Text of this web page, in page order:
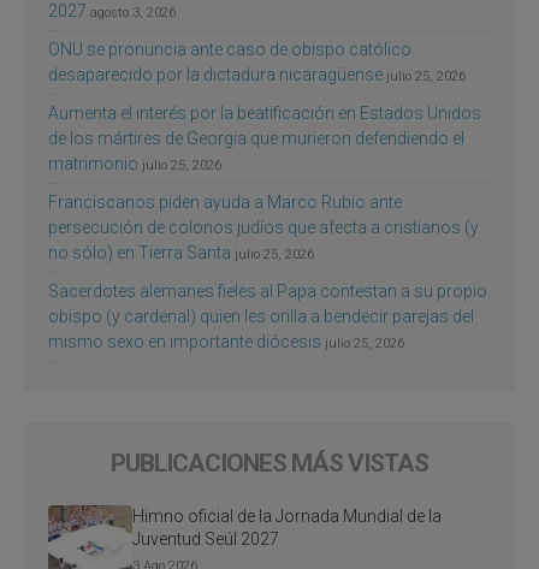
2027 agosto 3, 2026
ONU se pronuncia ante caso de obispo católico
desaparecido por la dictadura nicaragüense julio 25, 2026
Aumenta el interés por la beatificación en Estados Unidos
de los mártires de Georgia que murieron defendiendo el
matrimonio julio 25, 2026
Franciscanos piden ayuda a Marco Rubio ante
persecución de colonos judíos que afecta a cristianos (y
no sólo) en Tierra Santa julio 25, 2026
Sacerdotes alemanes fieles al Papa contestan a su propio
obispo (y cardenal) quien les orilla a bendecir parejas del
mismo sexo en importante diócesis julio 25, 2026
PUBLICACIONES MÁS VISTAS
Himno oficial de la Jornada Mundial de la
Juventud Seúl 2027